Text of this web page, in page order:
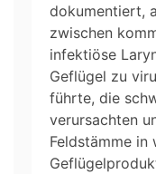
dokumentiert,
zwischen
infektiöse
Geflügel zu
führte, die
verursachten
Feldstämme in